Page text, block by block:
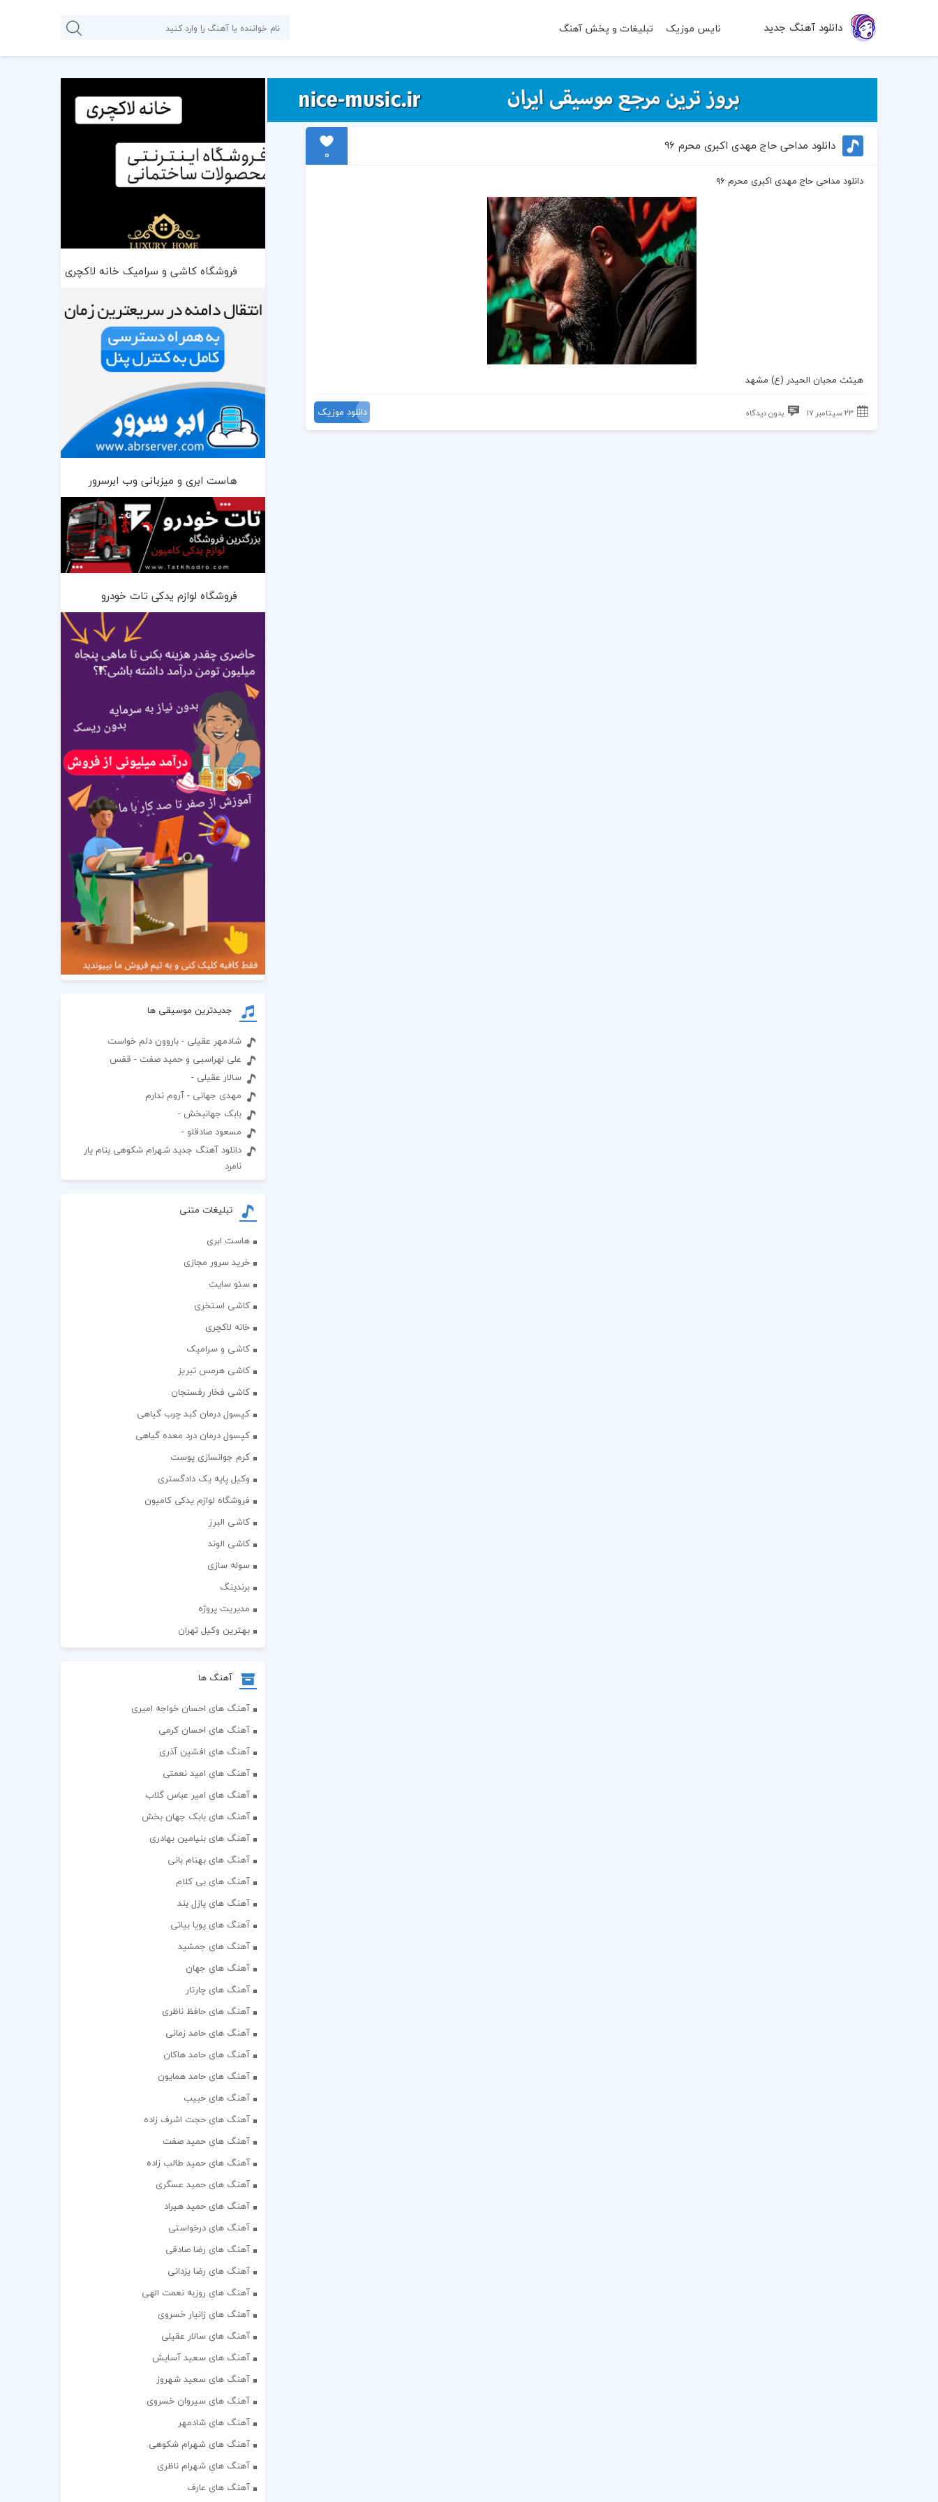
دانلود آهنگ جدید نایس موزیک تبلیغات و پخش آهنگ
دانلود مداحی حاج مهدی اکبری محرم ۹۶
0
دانلود مداحی حاج مهدی اکبری محرم ۹۶
هیئت محبان الحیدر (ع) مشهد
23 سپتامبر 17 بدون دیدگاه دانلود موزیک
فروشگاه کاشی و سرامیک خانه لاکچری
هاست ابری و میزبانی وب ابرسرور
فروشگاه لوازم یدکی تات خودرو
جدیدترین موسیقی ها
شادمهر عقیلی - باروون دلم خواست
علی لهراسبی و حمید صفت - قفس
سالار عقیلی -
مهدی جهانی - آروم ندارم
بابک جهانبخش -
مسعود صادقلو -
دانلود آهنگ جدید شهرام شکوهی بنام یار
نامرد
تبلیغات متنی
هاست ابری
خرید سرور مجازی
سئو سایت
کاشی استخری
خانه لاکچری
کاشی و سرامیک
کاشی هرمس تبریز
کاشی فخار رفسنجان
کپسول درمان کبد چرب گیاهی
کپسول درمان درد معده گیاهی
کرم جوانسازی پوست
وکیل پایه یک دادگستری
فروشگاه لوازم یدکی کامیون
کاشی البرز
کاشی الوند
سوله سازی
برندینگ
مدیریت پروژه
بهترین وکیل تهران
آهنگ ها
آهنگ های احسان خواجه امیری
آهنگ های احسان کرمی
آهنگ های افشین آذری
آهنگ های امید نعمتی
آهنگ های امیر عباس گلاب
آهنگ های بابک جهان بخش
آهنگ های بنیامین بهادری
آهنگ های بهنام بانی
آهنگ های بی کلام
آهنگ های پازل بند
آهنگ های پویا بیاتی
آهنگ های جمشید
آهنگ های جهان
آهنگ های چارتار
آهنگ های حافظ ناظری
آهنگ های حامد زمانی
آهنگ های حامد هاکان
آهنگ های حامد همایون
آهنگ های حبیب
آهنگ های حجت اشرف زاده
آهنگ های حمید صفت
آهنگ های حمید طالب زاده
آهنگ های حمید عسگری
آهنگ های حمید هیراد
آهنگ های درخواستی
آهنگ های رضا صادقی
آهنگ های رضا یزدانی
آهنگ های روزبه نعمت الهی
آهنگ های زانیار خسروی
آهنگ های سالار عقیلی
آهنگ های سعید آسایش
آهنگ های سعید شهروز
آهنگ های سیروان خسروی
آهنگ های شادمهر
آهنگ های شهرام شکوهی
آهنگ های شهرام ناظری
آهنگ های عارف